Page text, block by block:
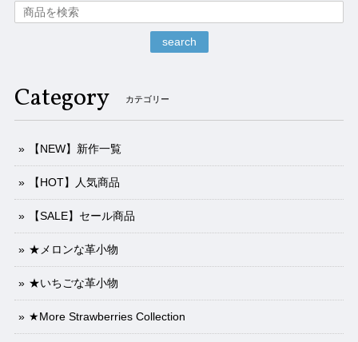
search
Category カテゴリー
【NEW】新作一覧
【HOT】人気商品
【SALE】セール商品
★メロンな革小物
★いちごな革小物
★More Strawberries Collection